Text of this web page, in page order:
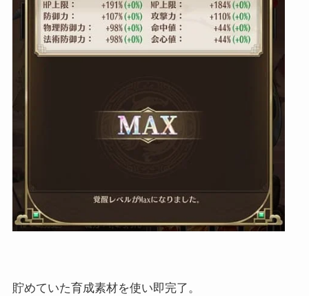
貯めていた育成素材を使い即完了。